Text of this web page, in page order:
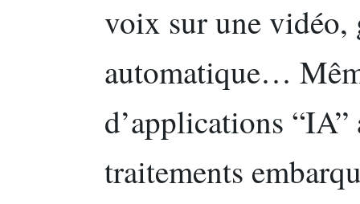
voix sur une vidéo,
automatique…
d’applications
traitements